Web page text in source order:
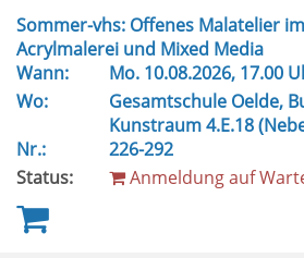
Sommer-vhs: Offenes Malatelier
Acrylmalerei und Mixed Media
Wann:
Mo. 10.08.2026, 17.00
Wo:
Gesamtschule Oelde,
Kunstraum 4.E.18
Nr.:
226-292
Status:
Anmeldung auf